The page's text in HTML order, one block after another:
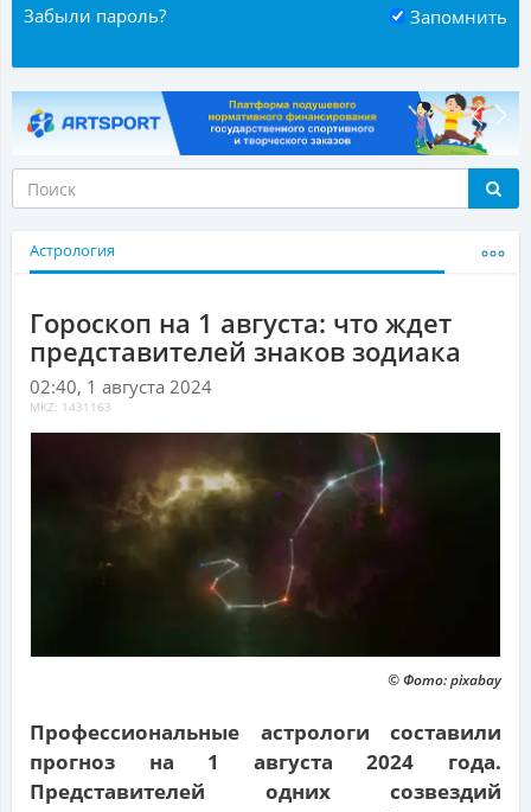
Забыли пароль? Запомнить
Астрология
Гороскоп на 1 августа: что ждет
представителей знаков зодиака
02:40, 1 августа 2024
MKZ: 1431163
© Фото: pixabay
Профессиональные астрологи составили
прогноз на 1 августа 2024 года.
Представителей одних созвездий